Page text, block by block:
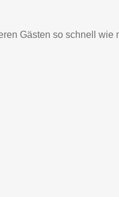
Gästen so schnell wie